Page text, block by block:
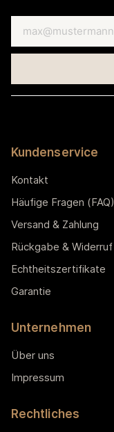
Kundenservice
Kontakt
Häufige Fragen (FAQ)
Versand & Zahlung
Rückgabe & Widerruf
Echtheitszertifikate
Garantie
Unternehmen
Über uns
Impressum
Rechtliches